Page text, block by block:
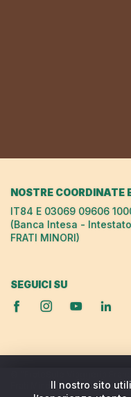
NOSTRE COORDINATE
IT84 E 03069 09606
(Banca Intesa - Intestato
FRATI MINORI)
SEGUICI SU
Il nostro sito